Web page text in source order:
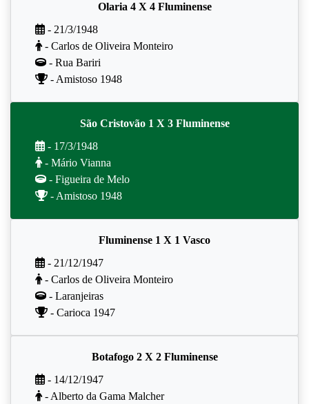
Olaria 4 X 4 Fluminense
- 21/3/1948
- Carlos de Oliveira Monteiro
- Rua Bariri
- Amistoso 1948
São Cristovão 1 X 3 Fluminense
- 17/3/1948
- Mário Vianna
- Figueira de Melo
- Amistoso 1948
Fluminense 1 X 1 Vasco
- 21/12/1947
- Carlos de Oliveira Monteiro
- Laranjeiras
- Carioca 1947
Botafogo 2 X 2 Fluminense
- 14/12/1947
- Alberto da Gama Malcher